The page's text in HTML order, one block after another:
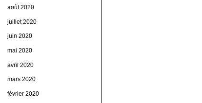
août 2020
juillet 2020
juin 2020
mai 2020
avril 2020
mars 2020
février 2020